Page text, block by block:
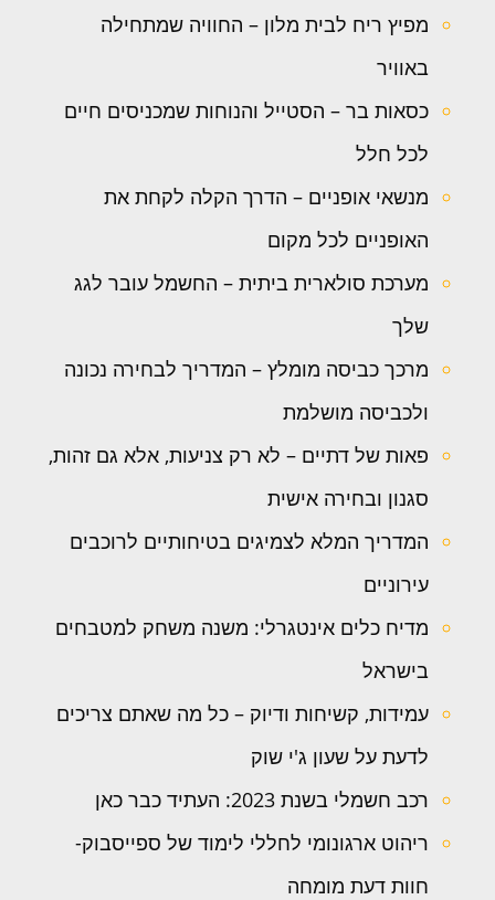
מפיץ ריח לבית מלון – החוויה שמתחילה
באוויר
כסאות בר – הסטייל והנוחות שמכניסים חיים
לכל חלל
מנשאי אופניים – הדרך הקלה לקחת את
האופניים לכל מקום
מערכת סולארית ביתית – החשמל עובר לגג
שלך
מרכך כביסה מומלץ – המדריך לבחירה נכונה
ולכביסה מושלמת
פאות של דתיים – לא רק צניעות, אלא גם זהות,
סגנון ובחירה אישית
המדריך המלא לצמיגים בטיחותיים לרוכבים
עירוניים
מדיח כלים אינטגרלי: משנה משחק למטבחים
בישראל
עמידות, קשיחות ודיוק – כל מה שאתם צריכים
לדעת על שעון ג'י שוק
רכב חשמלי בשנת 2023: העתיד כבר כאן
ריהוט ארגונומי לחללי לימוד של ספייסבוק-
חוות דעת מומחה